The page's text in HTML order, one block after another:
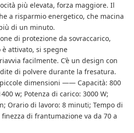
più elevata, forza maggiore. Il
a risparmio energetico, che macina
di un minuto.
di protezione da sovraccarico,
attivato, si spegne
facilmente. C’è un design con
di polvere durante la fresatura.
dimensioni —— Capacità: 800
w; Potenza di carico: 3000 W;
Orario di lavoro: 8 minuti; Tempo di
di frantumazione va da 70 a